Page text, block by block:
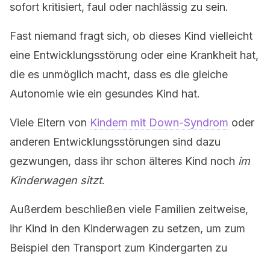
sofort kritisiert, faul oder nachlässig zu sein.
Fast niemand fragt sich, ob dieses Kind vielleicht
eine Entwicklungsstörung oder eine Krankheit hat,
die es unmöglich macht, dass es die gleiche
Autonomie wie ein gesundes Kind hat.
Viele Eltern von Kindern mit Down-Syndrom oder
anderen Entwicklungsstörungen sind dazu
gezwungen, dass ihr schon älteres Kind noch im
Kinderwagen sitzt.
Außerdem beschließen viele Familien zeitweise,
ihr Kind in den Kinderwagen zu setzen, um zum
Beispiel den Transport zum Kindergarten zu